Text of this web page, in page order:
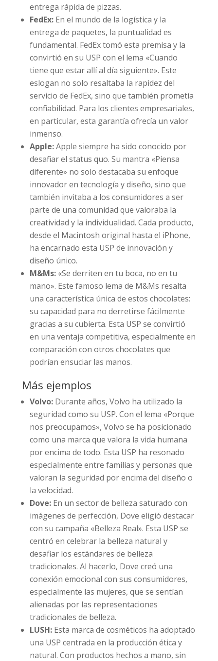
entrega rápida de pizzas.
FedEx:En el mundo de la logística y la
entrega de paquetes, la puntualidad es
fundamental. FedEx tomó esta premisa y la
convirtió en su USP con el lema «Cuando
tiene que estar allí al día siguiente». Este
eslogan no solo resaltaba la rapidez del
servicio de FedEx, sino que también prometía
confiabilidad. Para los clientes empresariales,
en particular, esta garantía ofrecía un valor
inmenso.
Apple:Apple siempre ha sido conocido por
desafiar el status quo. Su mantra «Piensa
diferente» no solo destacaba su enfoque
innovador en tecnología y diseño, sino que
también invitaba a los consumidores a ser
parte de una comunidad que valoraba la
creatividad y la individualidad. Cada producto,
desde el Macintosh original hasta el iPhone,
ha encarnado esta USP de innovación y
diseño único.
M&Ms:«Se derriten en tu boca, no en tu
mano». Este famoso lema de M&Ms resalta
una característica única de estos chocolates:
su capacidad para no derretirse fácilmente
gracias a su cubierta. Esta USP se convirtió
en una ventaja competitiva, especialmente en
comparación con otros chocolates que
podrían ensuciar las manos.
Más ejemplos
Volvo:Durante años, Volvo ha utilizado la
seguridad como su USP. Con el lema «Porque
nos preocupamos», Volvo se ha posicionado
como una marca que valora la vida humana
por encima de todo. Esta USP ha resonado
especialmente entre familias y personas que
valoran la seguridad por encima del diseño o
la velocidad.
Dove:En un sector de belleza saturado con
imágenes de perfección, Dove eligió destacar
con su campaña «Belleza Real». Esta USP se
centró en celebrar la belleza natural y
desafiar los estándares de belleza
tradicionales. Al hacerlo, Dove creó una
conexión emocional con sus consumidores,
especialmente las mujeres, que se sentían
alienadas por las representaciones
tradicionales de belleza.
LUSH:Esta marca de cosméticos ha adoptado
una USP centrada en la producción ética y
natural. Con productos hechos a mano, sin